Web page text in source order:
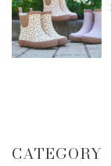
CATEGORY